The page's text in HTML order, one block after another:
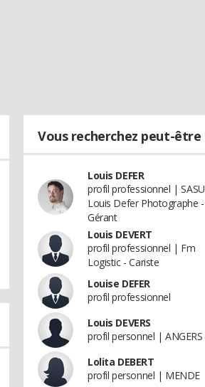
Vous recherchez peut-être
Louis DEFER
profil professionnel | SASU
Louis Defer Photographe -
Gérant
Louis DEVERT
profil professionnel | Fm
Logistic - Cariste
Louise DEFER
profil professionnel
Louis DEVERS
profil personnel | ANGERS
Lolita DEBERT
profil personnel | MENDE